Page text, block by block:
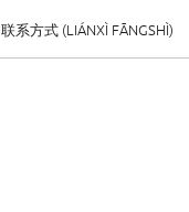
联系方式 (LIÁNXÌ FĀNGSHÌ)